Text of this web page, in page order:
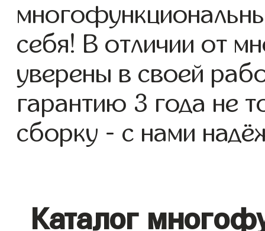
себя! В отличии от
уверены в своей
гарантию 3 года не
сборку - с нами
Каталог